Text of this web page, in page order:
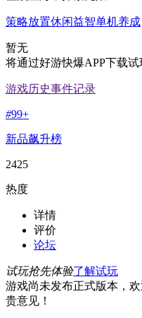
策略放置休闲益智单机养成
暂无
将通过好游快爆APP下载
游戏历史事件记录
#99+
新品飙升榜
2425
热度
详情
评价
论坛
试玩抢先体验了解试玩
游戏尚未发布正式版本，
贵意见！